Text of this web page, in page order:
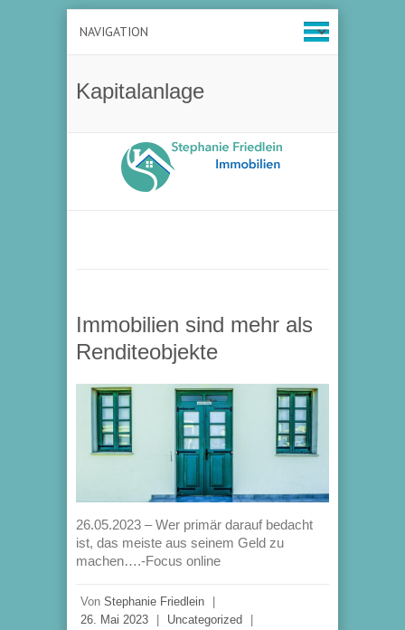
Kapitalanlage
Immobilien sind mehr als
Renditeobjekte
26.05.2023 – Wer primär darauf bedacht
ist, das meiste aus seinem Geld zu
machen….-Focus online
Von Stephanie Friedlein
26. Mai 2023
Uncategorized